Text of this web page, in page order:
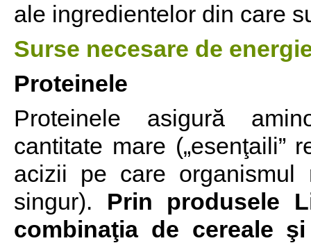
ale ingredientelor din care
Surse necesare de
Proteinele
Proteinele asigură
cantitate mare („esenţaili”
acizii pe care
singur). Prin produsele
combinaţia de cereale